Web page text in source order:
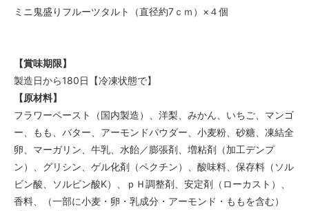
ミニ鬼盛りフルーツタルト（直径約7ｃｍ）×４個
【賞味期限】
製造日から180日【冷凍状態で】
【原材料】
フラワーペースト（国内製造）、洋梨、みかん、いちご、マンゴ
ー、もも、バター、アーモンドパウダー、小麦粉、砂糖、凍結全
卵、マーガリン、牛乳、水飴／膨張剤、増粘剤（加工デンプ
ン）、グリシン、ゲル化剤（ペクチン）、酸味料、保存料（ソル
ビン酸、ソルビン酸K）、ｐＨ調整剤、安定剤（ローカスト）、
香料、（一部に小麦・卵・乳成分・アーモンド・ももを含む）